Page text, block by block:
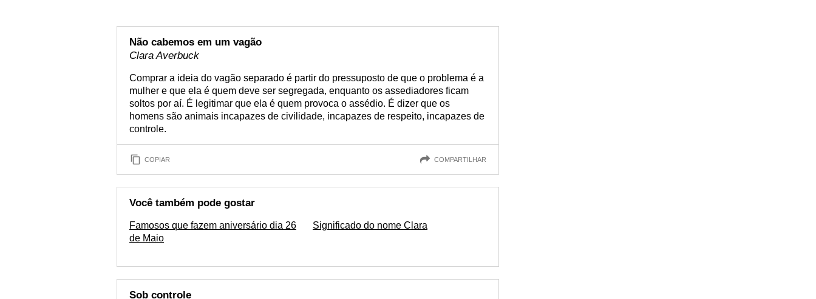
Não cabemos em um vagão
Clara Averbuck
Comprar a ideia do vagão separado é partir do pressuposto de que o problema é a
mulher e que ela é quem deve ser segregada, enquanto os assediadores ficam
soltos por aí. É legitimar que ela é quem provoca o assédio. É dizer que os
homens são animais incapazes de civilidade, incapazes de respeito, incapazes de
controle.
COPIAR COMPARTILHAR
Você também pode gostar
Famosos que fazem aniversário dia 26
de Maio
Significado do nome Clara
Sob controle